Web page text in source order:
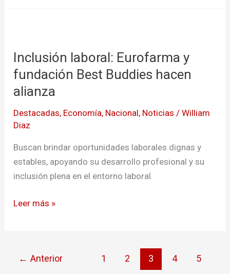
Inclusión laboral: Eurofarma y
fundación Best Buddies hacen
alianza
Destacadas, Economía, Nacional, Noticias /William
Diaz
Buscan brindar oportunidades laborales dignas y
estables, apoyando su desarrollo profesional y su
inclusión plena en el entorno laboral.
Eurofarma
y
fundación
Buddies
hacen
alianza
Leer más »
← Anterior 1 2 3 4 5